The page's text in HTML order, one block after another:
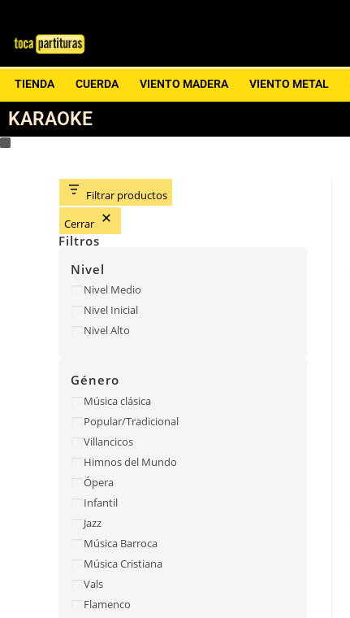
TIENDA CUERDA VIENTO MADERA VIENTO METAL
KARAOKE
Filtrar productos
Cerrar
Filtros
Nivel
Nivel Medio
Nivel Inicial
Nivel Alto
Género
Música clásica
Popular/Tradicional
Villancicos
Himnos del Mundo
Ópera
Infantil
Jazz
Música Barroca
Música Cristiana
Vals
Flamenco